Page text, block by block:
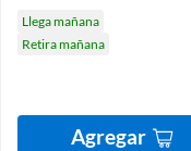
Llega mañana
Retira mañana
Agregar